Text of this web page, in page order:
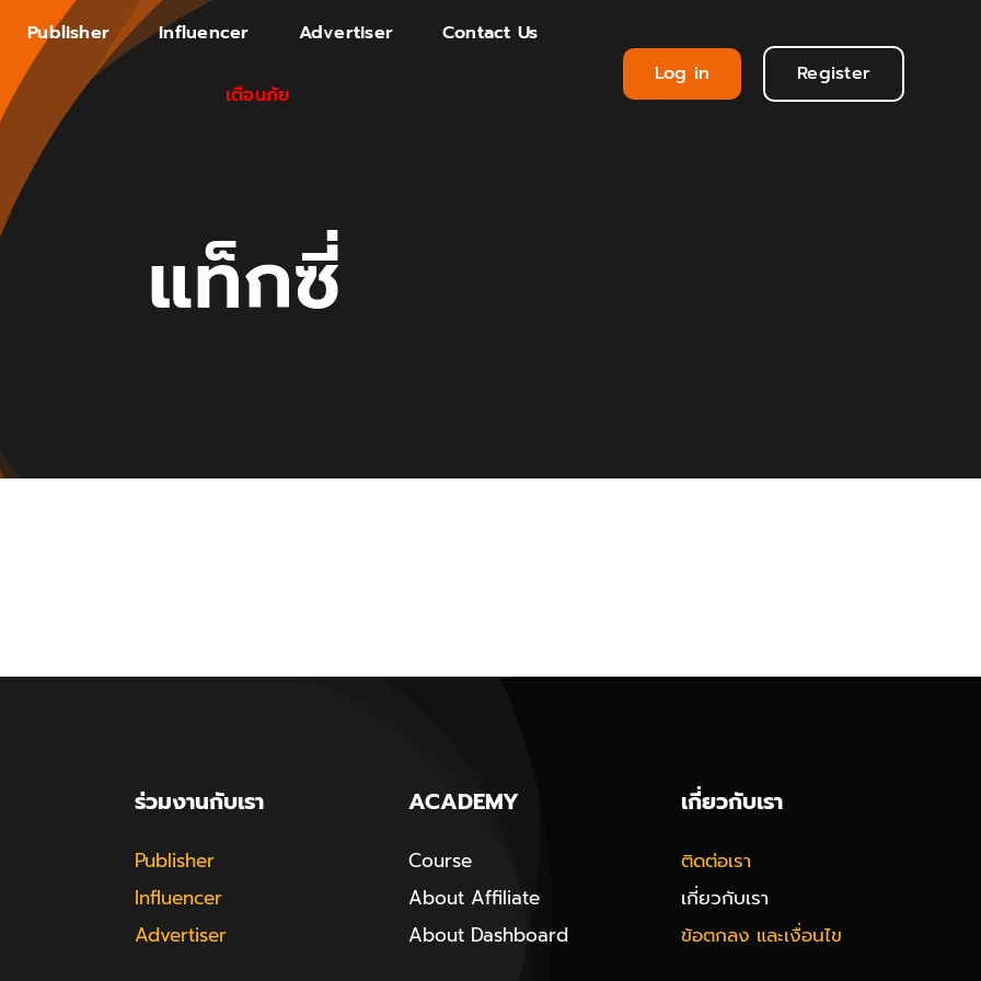
Publisher Influencer Advertiser Contact Us
เตือนภัย
Log in Register
แท็กซี่
ร่วมงานกับเรา
Publisher
Influencer
Advertiser
ACADEMY
Course
About Affiliate
About Dashboard
เกี่ยวกับเรา
ติดต่อเรา
เกี่ยวกับเรา
ข้อตกลง และเงื่อนไข